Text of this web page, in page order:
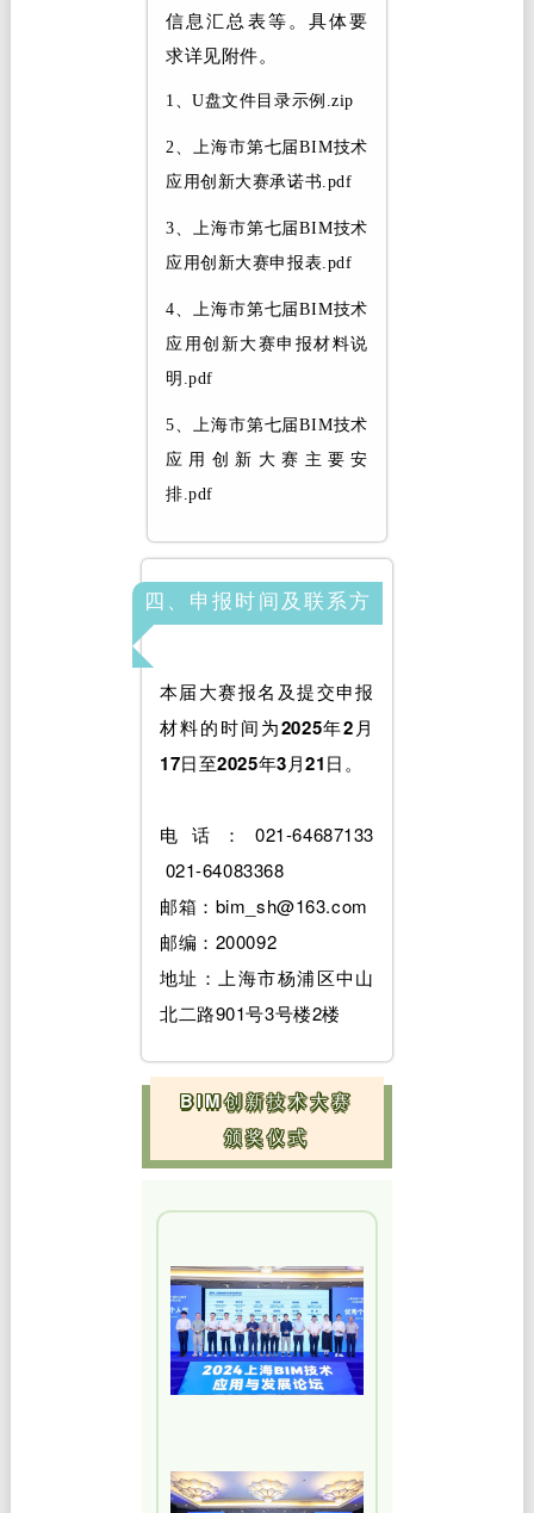
信息汇总表等。具体要
求详见附件。
1、U盘文件目录示例.zip
2、 上海市第七届BIM技术
应用创新大赛承诺书.pdf
3、 上海市第七届BIM技术
应用创新大赛申报表.pdf
4、 上海市第七届BIM技术
应用创新大赛申报材料说
明.pdf
5、 上海市第七届BIM技术
应用创新大赛主要安
排.pdf
四、申报时间及联系方
式
本届大赛报名及提交申报
材料的时间为2025年2月
17日至2025年3月21日 。
电话：021-64687133
021-64083368
邮箱：bim_sh@163.com
邮编：200092
地址：上海市杨浦区中山
北二路901号3号楼2楼
BIM创新技术大赛
颁奖仪式